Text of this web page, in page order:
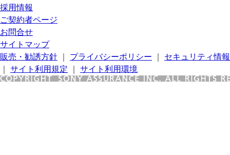
採用情報
ご契約者ページ
お問合せ
サイトマップ
販売・勧誘方針
プライバシーポリシー
セキュリティ情報
サイト利用規定 サイト利用環境